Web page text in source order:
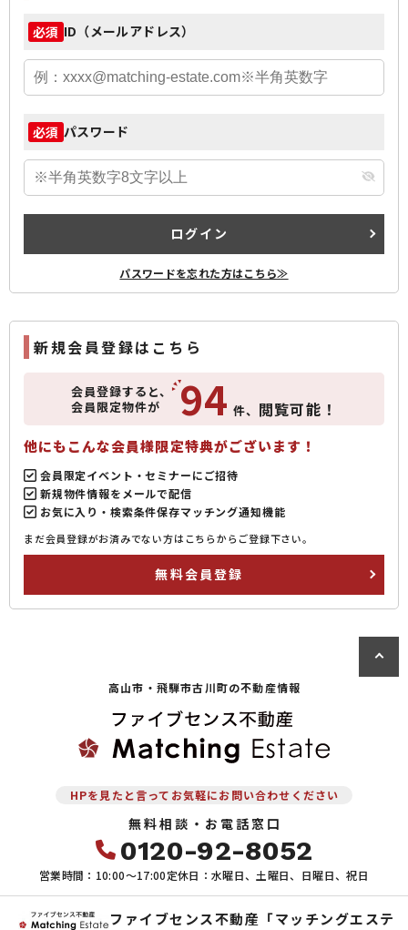
必須 ID（メールアドレス）
必須 パスワード
ログイン
パスワードを忘れた方はこちら≫
新規会員登録はこちら
会員登録すると、
会員限定物件が
94 件、 閲覧可能！
他にもこんな会員様限定特典がございます！
会員限定イベント・セミナーにご招待
新規物件情報をメールで配信
お気に入り・検索条件保存マッチング通知機能
まだ会員登録がお済みでない方はこちらからご登録下さい。
無料会員登録
高山市・飛騨市古川町の不動産情報
HPを見たと言ってお気軽にお問い合わせください
無料相談・お電話窓口
0120-92-8052
営業時間：10:00〜17:00定休日：水曜日、土曜日、日曜日、祝日
ファイブセンス不動産「マッチングエステ